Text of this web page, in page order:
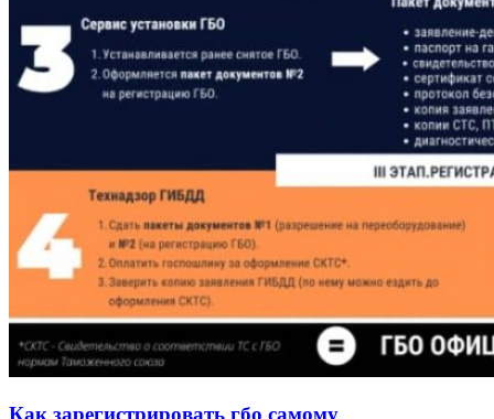
Как зарегистрировать гбо самому